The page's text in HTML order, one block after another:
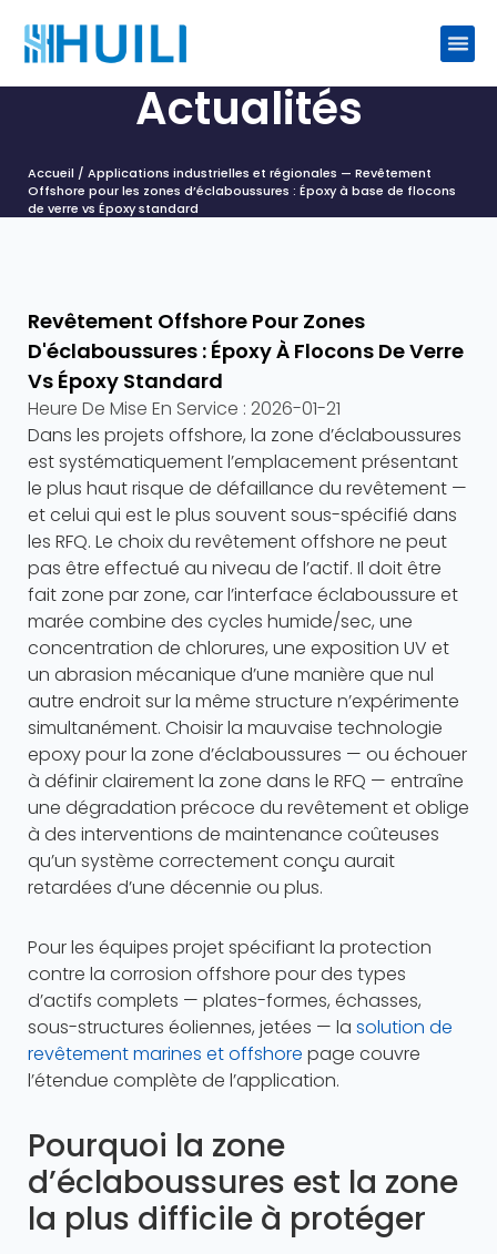
Actualités
Accueil / Applications industrielles et régionales — Revêtement
Offshore pour les zones d’éclaboussures : Époxy à base de flocons
de verre vs Époxy standard
Revêtement Offshore Pour Zones
D'éclaboussures : Époxy À Flocons De Verre
Vs Époxy Standard
Heure De Mise En Service : 2026-01-21
Dans les projets offshore, la zone d’éclaboussures
est systématiquement l’emplacement présentant
le plus haut risque de défaillance du revêtement —
et celui qui est le plus souvent sous-spécifié dans
les RFQ. Le choix du revêtement offshore ne peut
pas être effectué au niveau de l’actif. Il doit être
fait zone par zone, car l’interface éclaboussure et
marée combine des cycles humide/sec, une
concentration de chlorures, une exposition UV et
un abrasion mécanique d’une manière que nul
autre endroit sur la même structure n’expérimente
simultanément. Choisir la mauvaise technologie
epoxy pour la zone d’éclaboussures — ou échouer
à définir clairement la zone dans le RFQ — entraîne
une dégradation précoce du revêtement et oblige
à des interventions de maintenance coûteuses
qu’un système correctement conçu aurait
retardées d’une décennie ou plus.
Pour les équipes projet spécifiant la protection
contre la corrosion offshore pour des types
d’actifs complets — plates-formes, échasses,
sous-structures éoliennes, jetées — la solution de
revêtement marines et offshore page couvre
l’étendue complète de l’application.
Pourquoi la zone
d’éclaboussures est la zone
la plus difficile à protéger